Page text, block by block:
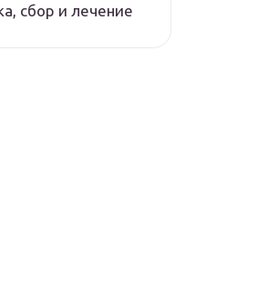
сбор и лечение